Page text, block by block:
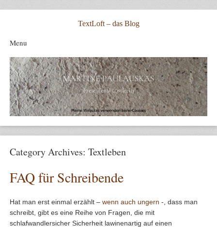
TextLoft – das Blog
Menu
Category Archives: Textleben
FAQ für Schreibende
Hat man erst einmal erzählt – wenn auch ungern -, dass man
schreibt, gibt es eine Reihe von Fragen, die mit
schlafwandlersicher Sicherheit lawinenartig auf einen